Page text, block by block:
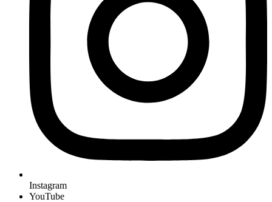
Instagram
YouTube